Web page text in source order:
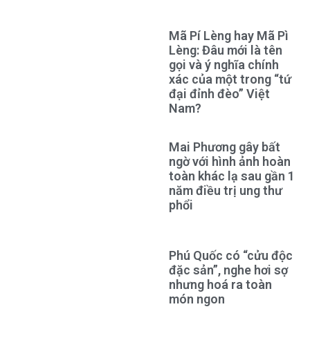
Mã Pí Lèng hay Mã Pì
Lèng: Đâu mới là tên
gọi và ý nghĩa chính
xác của một trong “tứ
đại đỉnh đèo” Việt
Nam?
Mai Phương gây bất
ngờ với hình ảnh hoàn
toàn khác lạ sau gần 1
năm điều trị ung thư
phổi
Phú Quốc có “cửu độc
đặc sản”, nghe hơi sợ
nhưng hoá ra toàn
món ngon